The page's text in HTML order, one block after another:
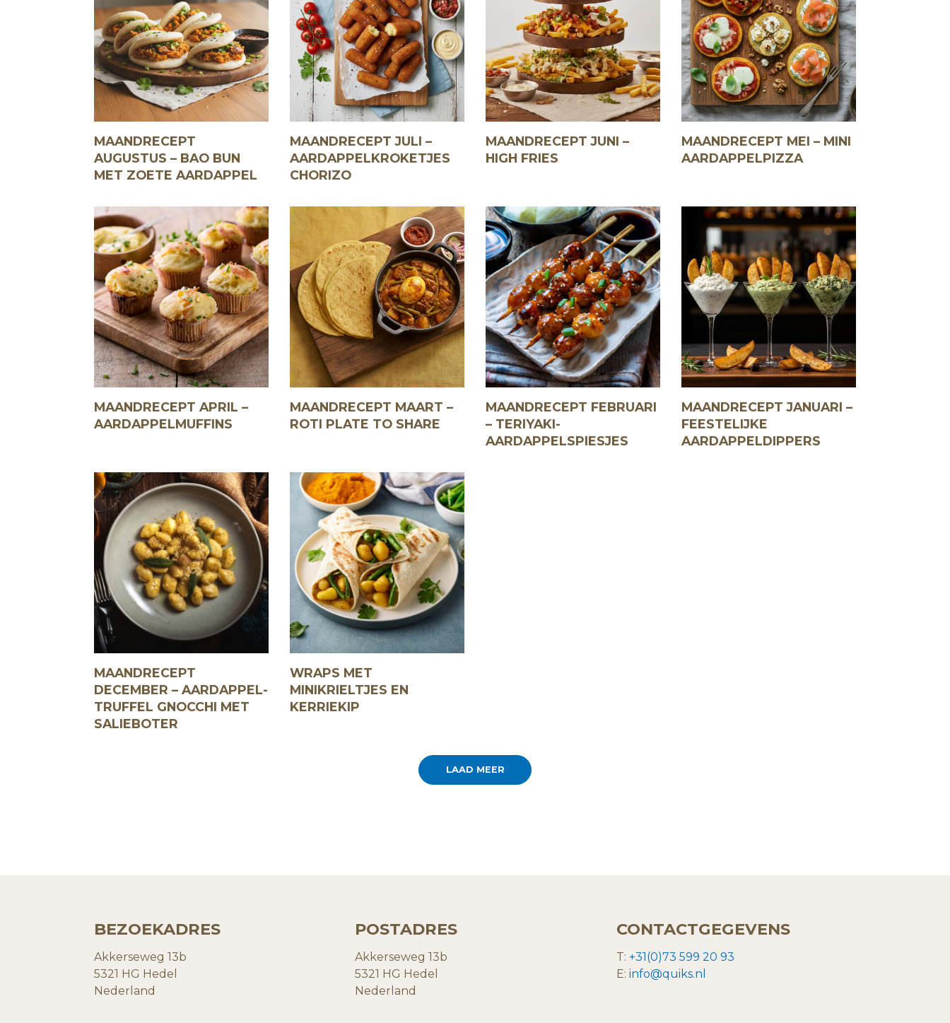
MAANDRECEPT
AUGUSTUS – BAO BUN
MET ZOETE AARDAPPEL
MAANDRECEPT JULI –
AARDAPPELKROKETJES
CHORIZO
MAANDRECEPT JUNI –
HIGH FRIES
MAANDRECEPT MEI – MINI
AARDAPPELPIZZA
MAANDRECEPT APRIL –
AARDAPPELMUFFINS
MAANDRECEPT MAART –
ROTI PLATE TO SHARE
MAANDRECEPT FEBRUARI
– TERIYAKI-
AARDAPPELSPIESJES
MAANDRECEPT JANUARI –
FEESTELIJKE
AARDAPPELDIPPERS
MAANDRECEPT
DECEMBER – AARDAPPEL-
TRUFFEL GNOCCHI MET
SALIEBOTER
WRAPS MET
MINIKRIELTJES EN
KERRIEKIP
LAAD MEER
BEZOEKADRES
Akkerseweg 13b
5321 HG Hedel
Nederland
POSTADRES
Akkerseweg 13b
5321 HG Hedel
Nederland
CONTACTGEGEVENS
T: +31(0)73 599 20 93
E: info@quiks.nl